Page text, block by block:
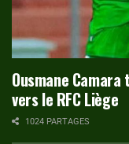
Ousmane
vers le RFC Liège
1024 PARTAGES